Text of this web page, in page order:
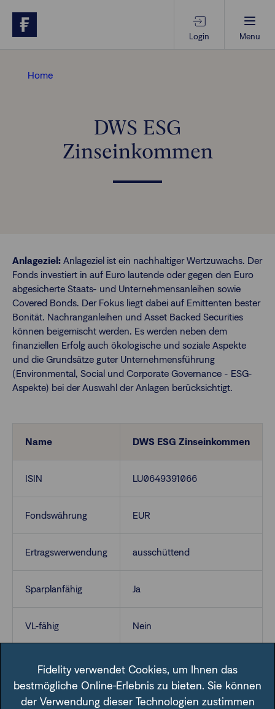
Login Menu
Beratungs-Tools
Anlagestrategien
Finanzberatende
Anlegende
Newsletter
Kontakt
Home
DWS ESG
Zinseinkommen
Anlageziel: Anlageziel ist ein nachhaltiger Wertzuwachs. Der
Fonds investiert in auf Euro lautende oder gegen den Euro
abgesicherte Staats- und Unternehmensanleihen sowie
Covered Bonds. Der Fokus liegt dabei auf Emittenten bester
Bonität. Nachranganleihen und Asset Backed Securities
können beigemischt werden. Es werden neben dem
finanziellen Erfolg auch ökologische und soziale Aspekte
und die Grundsätze guter Unternehmensführung
(Environmental, Social und Corporate Governance - ESG-
Aspekte) bei der Auswahl der Anlagen berücksichtigt.
Name DWS ESG Zinseinkommen
ISIN LU0649391066
Fondswährung EUR
Ertragswerwendung ausschüttend
Sparplanfähig Ja
VL-fähig Nein
Fidelity verwendet Cookies, um Ihnen das
bestmögliche Online-Erlebnis zu bieten. Sie können
der Verwendung dieser Technologien zustimmen